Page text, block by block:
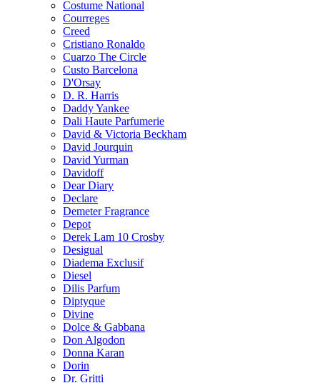
Costume National
Courreges
Creed
Cristiano Ronaldo
Cuarzo The Circle
Custo Barcelona
D'Orsay
D. R. Harris
Daddy Yankee
Dali Haute Parfumerie
David & Victoria Beckham
David Jourquin
David Yurman
Davidoff
Dear Diary
Declare
Demeter Fragrance
Depot
Derek Lam 10 Crosby
Desigual
Diadema Exclusif
Diesel
Dilis Parfum
Diptyque
Divine
Dolce & Gabbana
Don Algodon
Donna Karan
Dorin
Dr. Gritti